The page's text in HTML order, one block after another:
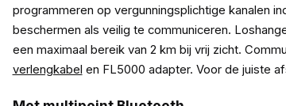
programmeren op vergunningsplichtige kanalen
beschermen als veilig te communiceren.
een maximaal bereik van 2 km bij vrij zicht.
verlengkabel en FL5000 adapter. Voor de juiste